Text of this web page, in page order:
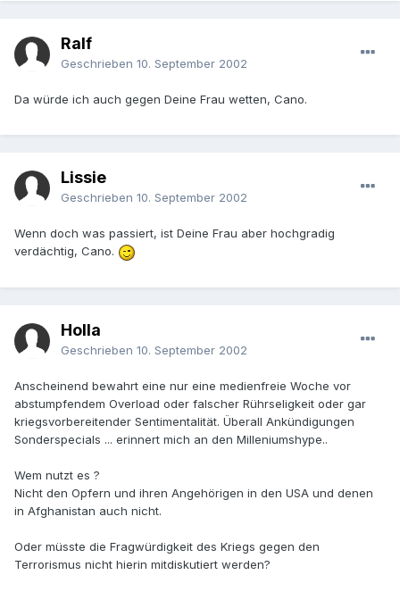
Ralf
Geschrieben 10. September 2002
Da würde ich auch gegen Deine Frau wetten, Cano.
Lissie
Geschrieben 10. September 2002
Wenn doch was passiert, ist Deine Frau aber hochgradig
verdächtig, Cano.
Holla
Geschrieben 10. September 2002
Anscheinend bewahrt eine nur eine medienfreie Woche vor
abstumpfendem Overload oder falscher Rührseligkeit oder gar
kriegsvorbereitender Sentimentalität. Überall Ankündigungen
Sonderspecials ... erinnert mich an den Milleniumshype..
Wem nutzt es ?
Nicht den Opfern und ihren Angehörigen in den USA und denen
in Afghanistan auch nicht.
Oder müsste die Fragwürdigkeit des Kriegs gegen den
Terrorismus nicht hierin mitdiskutiert werden?